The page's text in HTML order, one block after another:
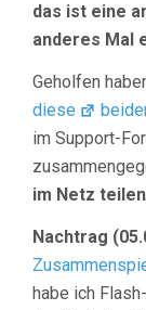
das ist eine
anderes Mal
Geholfen
diese
im Support-
im Netz
Nachtrag
habe ich